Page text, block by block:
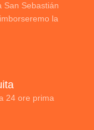
San Sebastián
la
24 ore prima